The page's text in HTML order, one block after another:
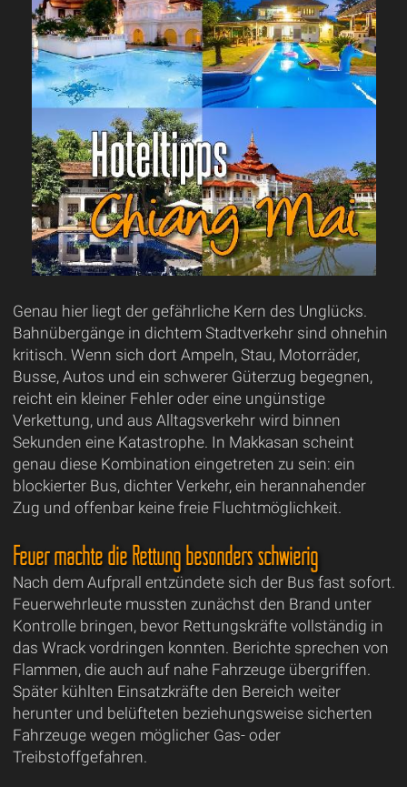
Genau hier liegt der gefährliche Kern des Unglücks.
Bahnübergänge in dichtem Stadtverkehr sind ohnehin
kritisch. Wenn sich dort Ampeln, Stau, Motorräder,
Busse, Autos und ein schwerer Güterzug begegnen,
reicht ein kleiner Fehler oder eine ungünstige
Verkettung, und aus Alltagsverkehr wird binnen
Sekunden eine Katastrophe. In Makkasan scheint
genau diese Kombination eingetreten zu sein: ein
blockierter Bus, dichter Verkehr, ein herannahender
Zug und offenbar keine freie Fluchtmöglichkeit.
Feuer machte die Rettung besonders schwierig
Nach dem Aufprall entzündete sich der Bus fast sofort.
Feuerwehrleute mussten zunächst den Brand unter
Kontrolle bringen, bevor Rettungskräfte vollständig in
das Wrack vordringen konnten. Berichte sprechen von
Flammen, die auch auf nahe Fahrzeuge übergriffen.
Später kühlten Einsatzkräfte den Bereich weiter
herunter und belüfteten beziehungsweise sicherten
Fahrzeuge wegen möglicher Gas- oder
Treibstoffgefahren.